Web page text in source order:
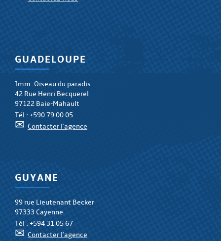
GUADELOUPE
Imm. Oiseau du paradis
42 Rue Henri Becquerel
97122 Baie-Mahault
Tél : +590 79 00 05
✉ Contacter l'agence
GUYANE
99 rue Lieutenant Becker
97333 Cayenne
Tél : +594 31 05 67
✉ Contacter l'agence